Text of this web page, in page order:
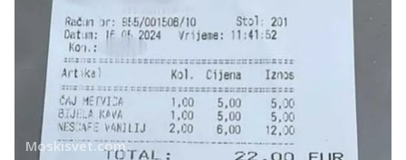
Moskisvet.com